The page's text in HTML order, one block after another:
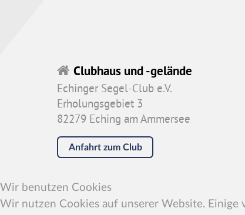
Clubhaus und -gelände
Echinger Segel-Club e.V.
Erholungsgebiet 3
82279 Eching am Ammersee
Anfahrt zum Club
Wir benutzen Cookies
Wir nutzen Cookies auf unserer Website. Einige